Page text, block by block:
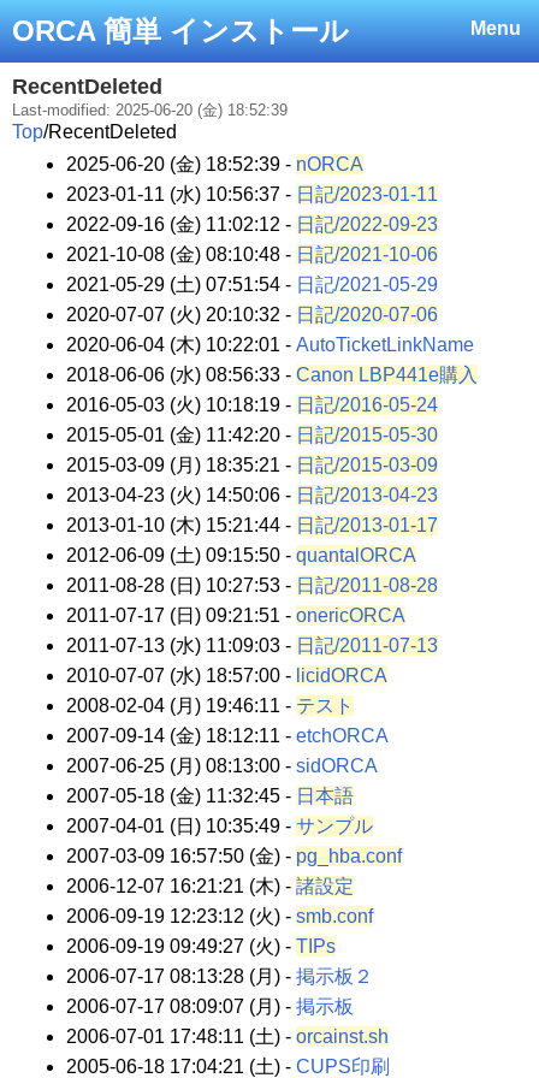
Menu
ORCA 簡単 インストール
RecentDeleted
Last-modified: 2025-06-20 (金) 18:52:39
Top/RecentDeleted
2025-06-20 (金) 18:52:39 - nORCA
2023-01-11 (水) 10:56:37 - 日記/2023-01-11
2022-09-16 (金) 11:02:12 - 日記/2022-09-23
2021-10-08 (金) 08:10:48 - 日記/2021-10-06
2021-05-29 (土) 07:51:54 - 日記/2021-05-29
2020-07-07 (火) 20:10:32 - 日記/2020-07-06
2020-06-04 (木) 10:22:01 - AutoTicketLinkName
2018-06-06 (水) 08:56:33 - Canon LBP441e購入
2016-05-03 (火) 10:18:19 - 日記/2016-05-24
2015-05-01 (金) 11:42:20 - 日記/2015-05-30
2015-03-09 (月) 18:35:21 - 日記/2015-03-09
2013-04-23 (火) 14:50:06 - 日記/2013-04-23
2013-01-10 (木) 15:21:44 - 日記/2013-01-17
2012-06-09 (土) 09:15:50 - quantalORCA
2011-08-28 (日) 10:27:53 - 日記/2011-08-28
2011-07-17 (日) 09:21:51 - onericORCA
2011-07-13 (水) 11:09:03 - 日記/2011-07-13
2010-07-07 (水) 18:57:00 - licidORCA
2008-02-04 (月) 19:46:11 - テスト
2007-09-14 (金) 18:12:11 - etchORCA
2007-06-25 (月) 08:13:00 - sidORCA
2007-05-18 (金) 11:32:45 - 日本語
2007-04-01 (日) 10:35:49 - サンプル
2007-03-09 16:57:50 (金) - pg_hba.conf
2006-12-07 16:21:21 (木) - 諸設定
2006-09-19 12:23:12 (火) - smb.conf
2006-09-19 09:49:27 (火) - TIPs
2006-07-17 08:13:28 (月) - 掲示板２
2006-07-17 08:09:07 (月) - 掲示板
2006-07-01 17:48:11 (土) - orcainst.sh
2005-06-18 17:04:21 (土) - CUPS印刷